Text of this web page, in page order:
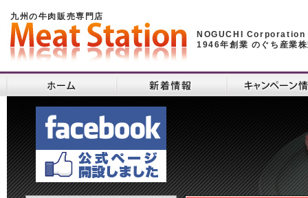
九州の牛肉販売専門店
NOGUCHI Corporation
1946年創業 のぐち産業